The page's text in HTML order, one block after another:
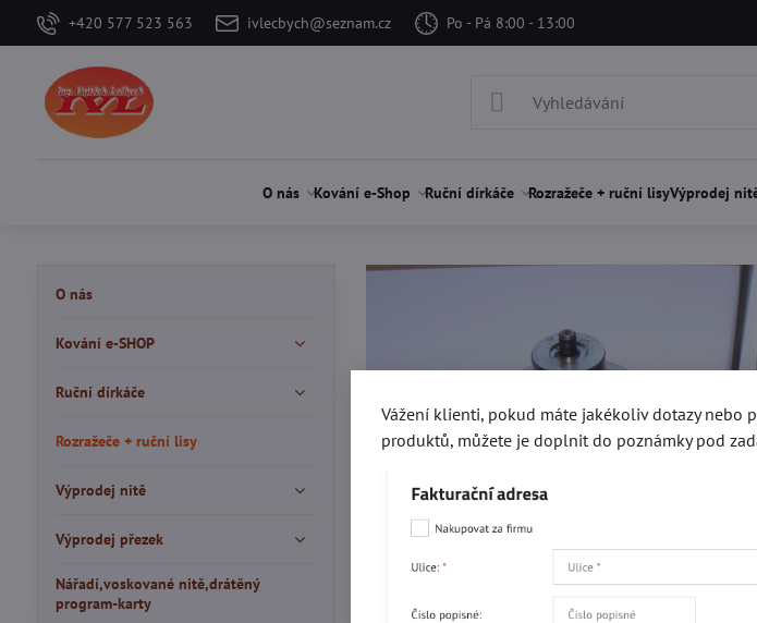
+420 577 523 563 ivlecbych@seznam.cz Po - Pá 8:00 - 13:00
O nás Kování e-Shop Ruční dírkáče Rozražeče + ruční lisyVýprodej
O nás
Kování e-SHOP
Ruční dírkáče
Rozražeče + ruční lisy
Výprodej nitě
Výprodej přezek
Nářadí,voskované nitě,drátěný
program-karty
Vážení klienti, pokud máte jakékoliv dotazy nebo
produktů, můžete je doplnit do poznámky pod